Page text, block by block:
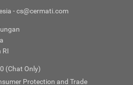
- cs@cermati.com
RI
(Chat Only)
Protection and Trade